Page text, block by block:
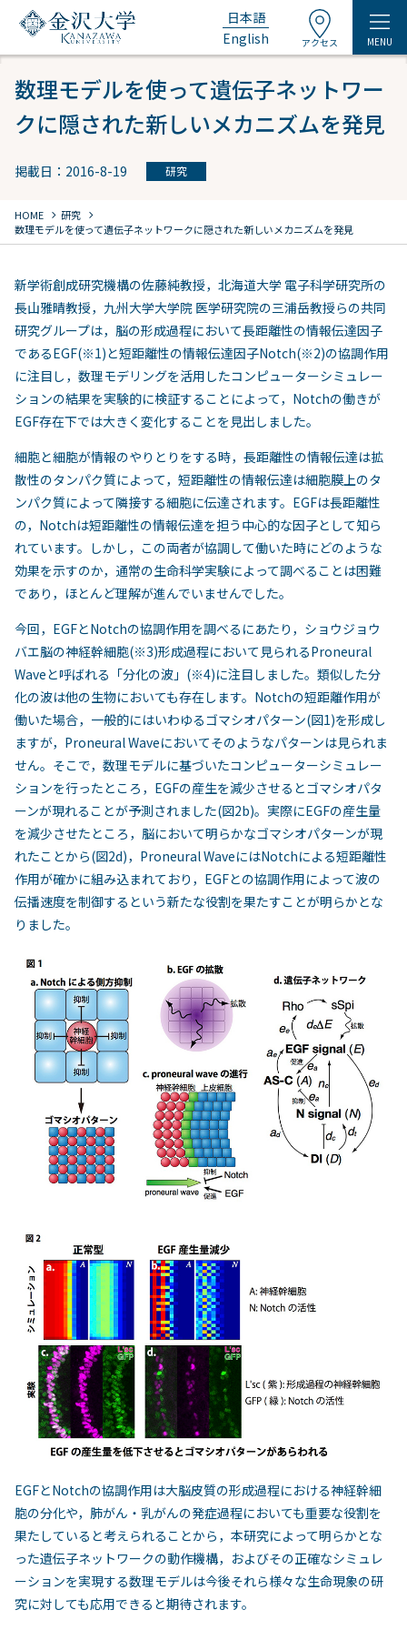
日本語
English
アクセス MENU
数理モデルを使って遺伝子ネットワー
クに隠された新しいメカニズムを発見
掲載日：2016-8-19 研究
HOME chevron_right 研究 chevron_right
数理モデルを使って遺伝子ネットワークに隠された新しいメカニズムを発見
新学術創成研究機構の佐藤純教授，北海道大学 電子科学研究所の
長山雅晴教授，九州大学大学院 医学研究院の三浦岳教授らの共同
研究グループは，脳の形成過程において長距離性の情報伝達因子
であるEGF(※1)と短距離性の情報伝達因子Notch(※2)の協調作用
に注目し，数理モデリングを活用したコンピューターシミュレー
ションの結果を実験的に検証することによって，Notchの働きが
EGF存在下では大きく変化することを見出しました。
細胞と細胞が情報のやりとりをする時，長距離性の情報伝達は拡
散性のタンパク質によって，短距離性の情報伝達は細胞膜上のタ
ンパク質によって隣接する細胞に伝達されます。EGFは長距離性
の，Notchは短距離性の情報伝達を担う中心的な因子として知ら
れています。しかし，この両者が協調して働いた時にどのような
効果を示すのか，通常の生命科学実験によって調べることは困難
であり，ほとんど理解が進んでいませんでした。
今回，EGFとNotchの協調作用を調べるにあたり，ショウジョウ
バエ脳の神経幹細胞(※3)形成過程において見られるProneural
Waveと呼ばれる「分化の波」(※4)に注目しました。類似した分
化の波は他の生物においても存在します。Notchの短距離作用が
働いた場合，一般的にはいわゆるゴマシオパターン(図1)を形成し
ますが，Proneural Waveにおいてそのようなパターンは見られま
せん。そこで，数理モデルに基づいたコンピューターシミュレー
ションを行ったところ，EGFの産生を減少させるとゴマシオパタ
ーンが現れることが予測されました(図2b)。実際にEGFの産生量
を減少させたところ，脳において明らかなゴマシオパターンが現
れたことから(図2d)，Proneural WaveにはNotchによる短距離性
作用が確かに組み込まれており，EGFとの協調作用によって波の
伝播速度を制御するという新たな役割を果たすことが明らかとな
りました。
EGFとNotchの協調作用は大脳皮質の形成過程における神経幹細
胞の分化や，肺がん・乳がんの発症過程においても重要な役割を
果たしていると考えられることから，本研究によって明らかとな
った遺伝子ネットワークの動作機構，およびその正確なシミュレ
ーションを実現する数理モデルは今後それら様々な生命現象の研
究に対しても応用できると期待されます。